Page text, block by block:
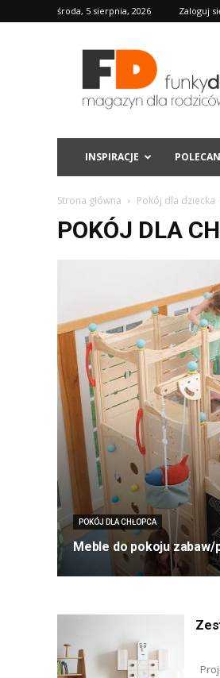
środa, 5 sierpnia, 2026 Zaloguj
FD
INSPIRACJE
Strona główna Pokój dla dziecka
POKÓJ DLA
POKÓJ DLA CHŁOPCA
Meble do pokoju zabaw/